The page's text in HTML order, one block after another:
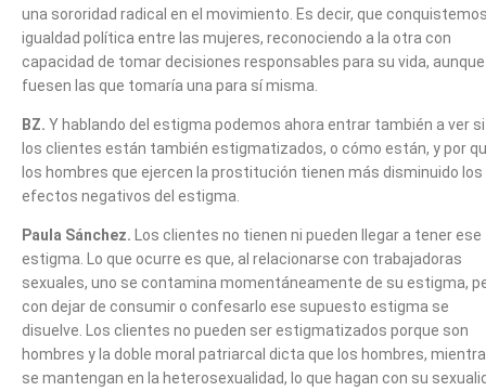
una sororidad radical en el movimiento. Es decir, que
igualdad política entre las mujeres, reconociendo a la otra con
capacidad de tomar decisiones responsables para su vida,
fuesen las que tomaría una para sí misma.
BZ. Y hablando del estigma podemos ahora entrar también a ver si
los clientes están también estigmatizados, o cómo están, y por
los hombres que ejercen la prostitución tienen más disminuido los
efectos negativos del estigma.
Paula Sánchez.
Los clientes no tienen ni pueden llegar a tener ese
estigma. Lo que ocurre es que, al relacionarse con trabajadoras
sexuales, uno se contamina momentáneamente de su estigma,
con dejar de consumir o confesarlo ese supuesto estigma se
disuelve. Los clientes no pueden ser estigmatizados porque son
hombres y la doble moral patriarcal dicta que los hombres,
se mantengan en la heterosexualidad, lo que hagan con su